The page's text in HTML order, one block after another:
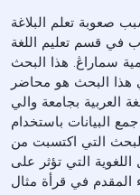
صعوبة تعلم البلاغة
في قسم تعليم اللغة
سماراڠ. هذا البحث
هذا البحث هو محاضر
5 قسم تعليم اللغة العربية بجامعة والي
البيانات باستخدام
البحث التي اكتسبت من
اللغوية التي تؤثر على
المقدم في قرأة مثال